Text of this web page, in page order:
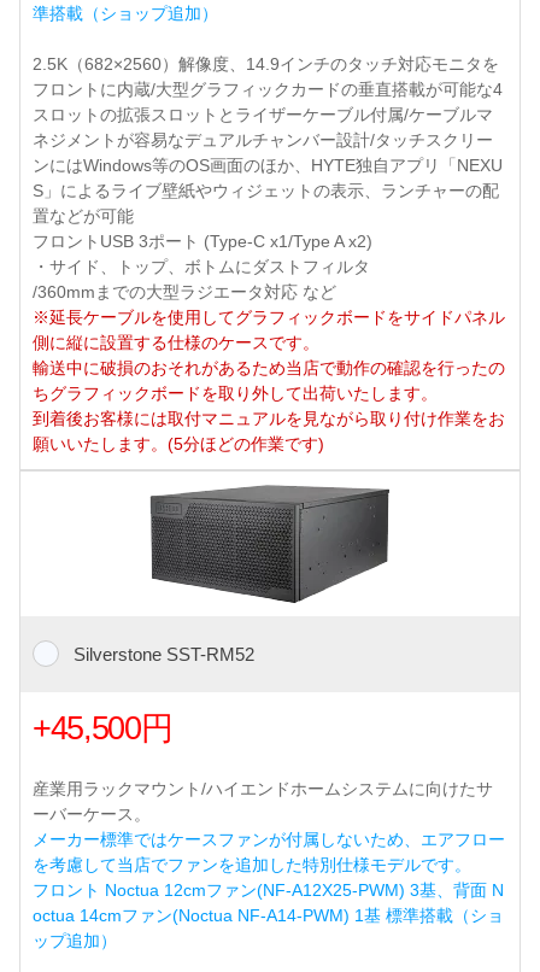
準搭載（ショップ追加）
2.5K（682×2560）解像度、14.9インチのタッチ対応モニタを
フロントに内蔵/大型グラフィックカードの垂直搭載が可能な4
スロットの拡張スロットとライザーケーブル付属/ケーブルマ
ネジメントが容易なデュアルチャンバー設計/タッチスクリー
ンにはWindows等のOS画面のほか、HYTE独自アプリ「NEXU
S」によるライブ壁紙やウィジェットの表示、ランチャーの配
置などが可能
フロントUSB 3ポート (Type-C x1/Type A x2)
・サイド、トップ、ボトムにダストフィルタ
/360mmまでの大型ラジエータ対応 など
※延長ケーブルを使用してグラフィックボードをサイドパネル
側に縦に設置する仕様のケースです。
輸送中に破損のおそれがあるため当店で動作の確認を行ったの
ちグラフィックボードを取り外して出荷いたします。
到着後お客様には取付マニュアルを見ながら取り付け作業をお
願いいたします。(5分ほどの作業です)
Silverstone SST-RM52
+45,500円
産業用ラックマウント/ハイエンドホームシステムに向けたサ
ーバーケース。
メーカー標準ではケースファンが付属しないため、エアフロー
を考慮して当店でファンを追加した特別仕様モデルです。
フロント Noctua 12cmファン(NF-A12X25-PWM) 3基、背面 N
octua 14cmファン(Noctua NF-A14-PWM) 1基 標準搭載（ショ
ップ追加）